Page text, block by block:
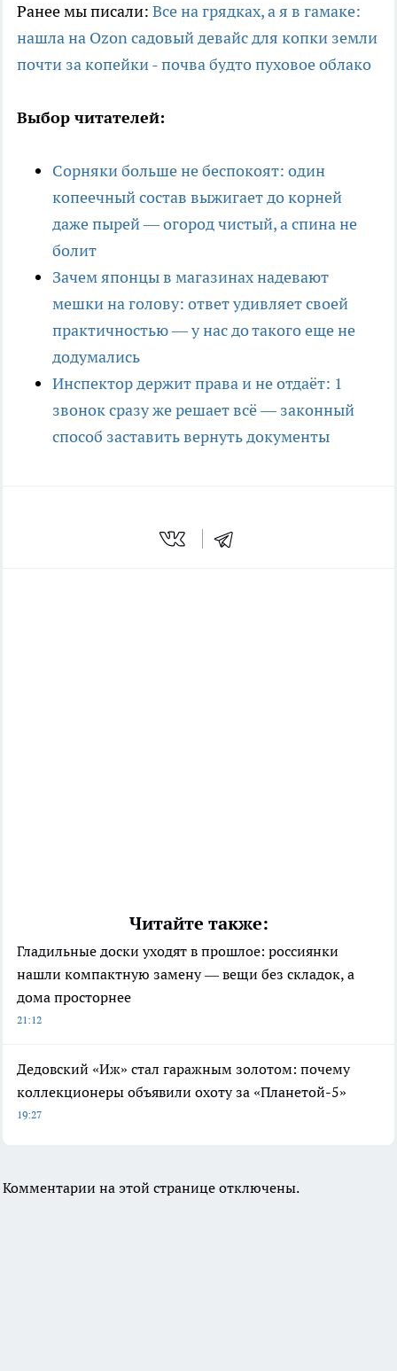
Ранее мы писали: Все на грядках, а я в гамаке:
нашла на Ozon садовый девайс для копки земли
почти за копейки - почва будто пуховое облако
Выбор читателей:
Сорняки больше не беспокоят: один
копеечный состав выжигает до корней
даже пырей — огород чистый, а спина не
болит
Зачем японцы в магазинах надевают
мешки на голову: ответ удивляет своей
практичностью — у нас до такого еще не
додумались
Инспектор держит права и не отдаёт: 1
звонок сразу же решает всё — законный
способ заставить вернуть документы
Читайте также:
Гладильные доски уходят в прошлое: россиянки
нашли компактную замену — вещи без складок, а
дома просторнее
21:12
Дедовский «Иж» стал гаражным золотом: почему
коллекционеры объявили охоту за «Планетой-5»
19:27
Комментарии на этой странице отключены.